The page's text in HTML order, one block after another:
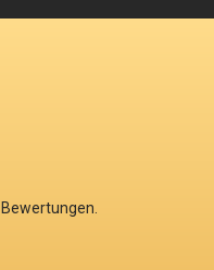
Bewertungen.